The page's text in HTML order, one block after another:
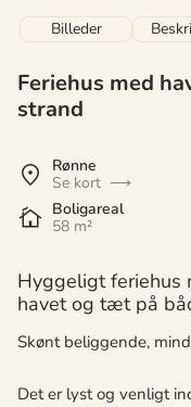
Billeder
Feriehus med
strand
Rønne
Se kort
Boligareal
58 m²
Hyggeligt feriehus
havet og tæt på
Skønt beliggende,
Det er lyst og venligt